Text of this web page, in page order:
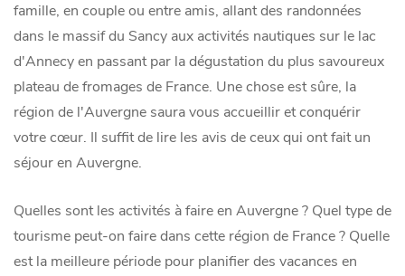
famille, en couple ou entre amis, allant des randonnées
dans le massif du Sancy aux activités nautiques sur le lac
d'Annecy en passant par la dégustation du plus savoureux
plateau de fromages de France. Une chose est sûre, la
région de l'Auvergne saura vous accueillir et conquérir
votre cœur. Il suffit de lire les avis de ceux qui ont fait un
séjour en Auvergne.
Quelles sont les activités à faire en Auvergne ? Quel type de
tourisme peut-on faire dans cette région de France ? Quelle
est la meilleure période pour planifier des vacances en